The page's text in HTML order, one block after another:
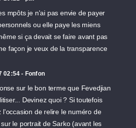
mpôts je n'ai pas envie de payer
ou elle paye les miens
si ça devait se faire avant pas
façon je veux de la transparence
02:54 - Fonfon
sur le bon terme que Fevedjian
Devinez quoi ? Si toutefois
l'occasion de relire le numéro de
le portrait de Sarko (avant les